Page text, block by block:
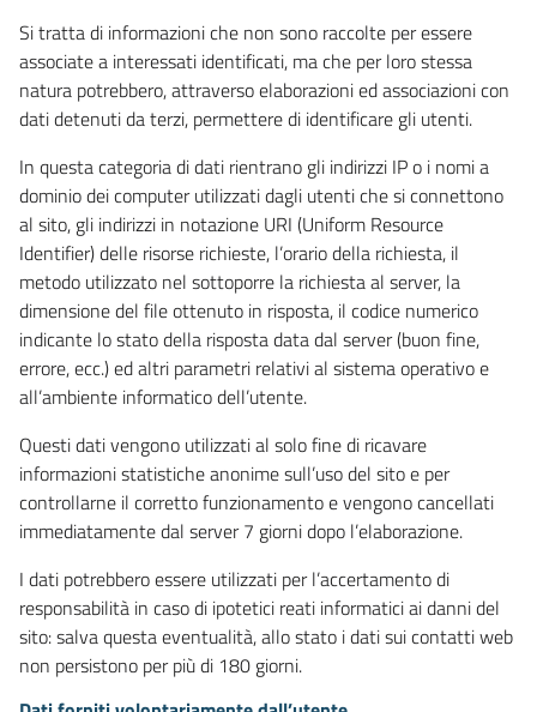
Si tratta di informazioni che non sono raccolte per essere
associate a interessati identificati, ma che per loro stessa
natura potrebbero, attraverso elaborazioni ed associazioni con
dati detenuti da terzi, permettere di identificare gli utenti.
In questa categoria di dati rientrano gli indirizzi IP o i nomi a
dominio dei computer utilizzati dagli utenti che si connettono
al sito, gli indirizzi in notazione URI (Uniform Resource
Identifier) delle risorse richieste, l’orario della richiesta, il
metodo utilizzato nel sottoporre la richiesta al server, la
dimensione del file ottenuto in risposta, il codice numerico
indicante lo stato della risposta data dal server (buon fine,
errore, ecc.) ed altri parametri relativi al sistema operativo e
all’ambiente informatico dell’utente.
Questi dati vengono utilizzati al solo fine di ricavare
informazioni statistiche anonime sull’uso del sito e per
controllarne il corretto funzionamento e vengono cancellati
immediatamente dal server 7 giorni dopo l’elaborazione.
I dati potrebbero essere utilizzati per l’accertamento di
responsabilità in caso di ipotetici reati informatici ai danni del
sito: salva questa eventualità, allo stato i dati sui contatti web
non persistono per più di 180 giorni.